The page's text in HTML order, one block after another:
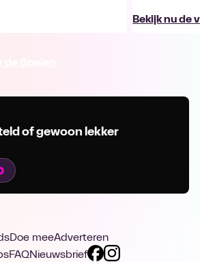
Bekijk nu de
of gewoon lekker
Doe meeAdverteren
FAQNieuwsbrief